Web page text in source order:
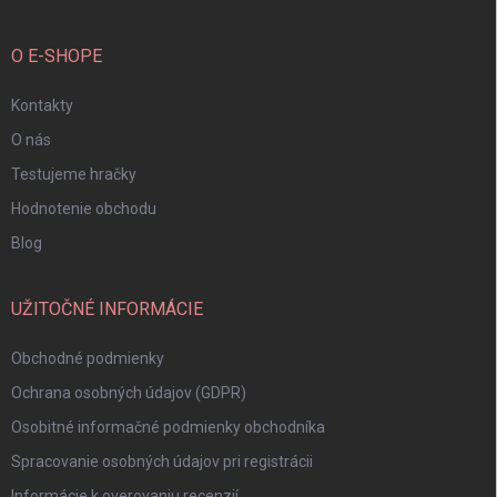
O E-SHOPE
Kontakty
O nás
Testujeme hračky
Hodnotenie obchodu
Blog
UŽITOČNÉ INFORMÁCIE
Obchodné podmienky
Ochrana osobných údajov (GDPR)
Osobitné informačné podmienky obchodníka
Spracovanie osobných údajov pri registrácii